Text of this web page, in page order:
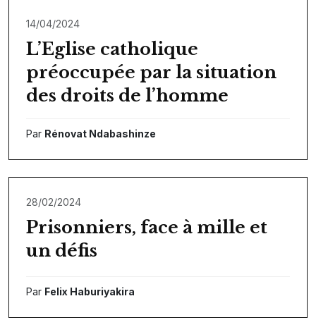
14/04/2024
L’Eglise catholique
préoccupée par la situation
des droits de l’homme
Par Rénovat Ndabashinze
28/02/2024
Prisonniers, face à mille et
un défis
Par Felix Haburiyakira